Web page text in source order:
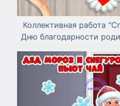
Коллективная работа
Дню благодарности